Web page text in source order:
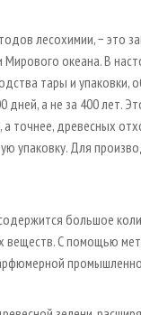
лесохимии, − это
океана. В
тары и упаковки,
а не за 400 лет.
точнее, древесных
упаковку. Для
большое
С помощью